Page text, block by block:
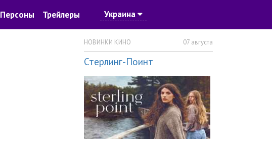
Персоны Трейлеры Украина
НОВИНКИ КИНО 07 августа
Стерлинг-Поинт